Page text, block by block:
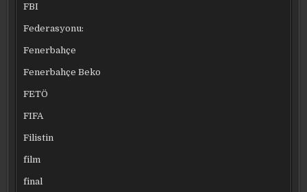
FBI
Federasyonu:
Fenerbahçe
Fenerbahçe Beko
FETÖ
FIFA
Filistin
film
final